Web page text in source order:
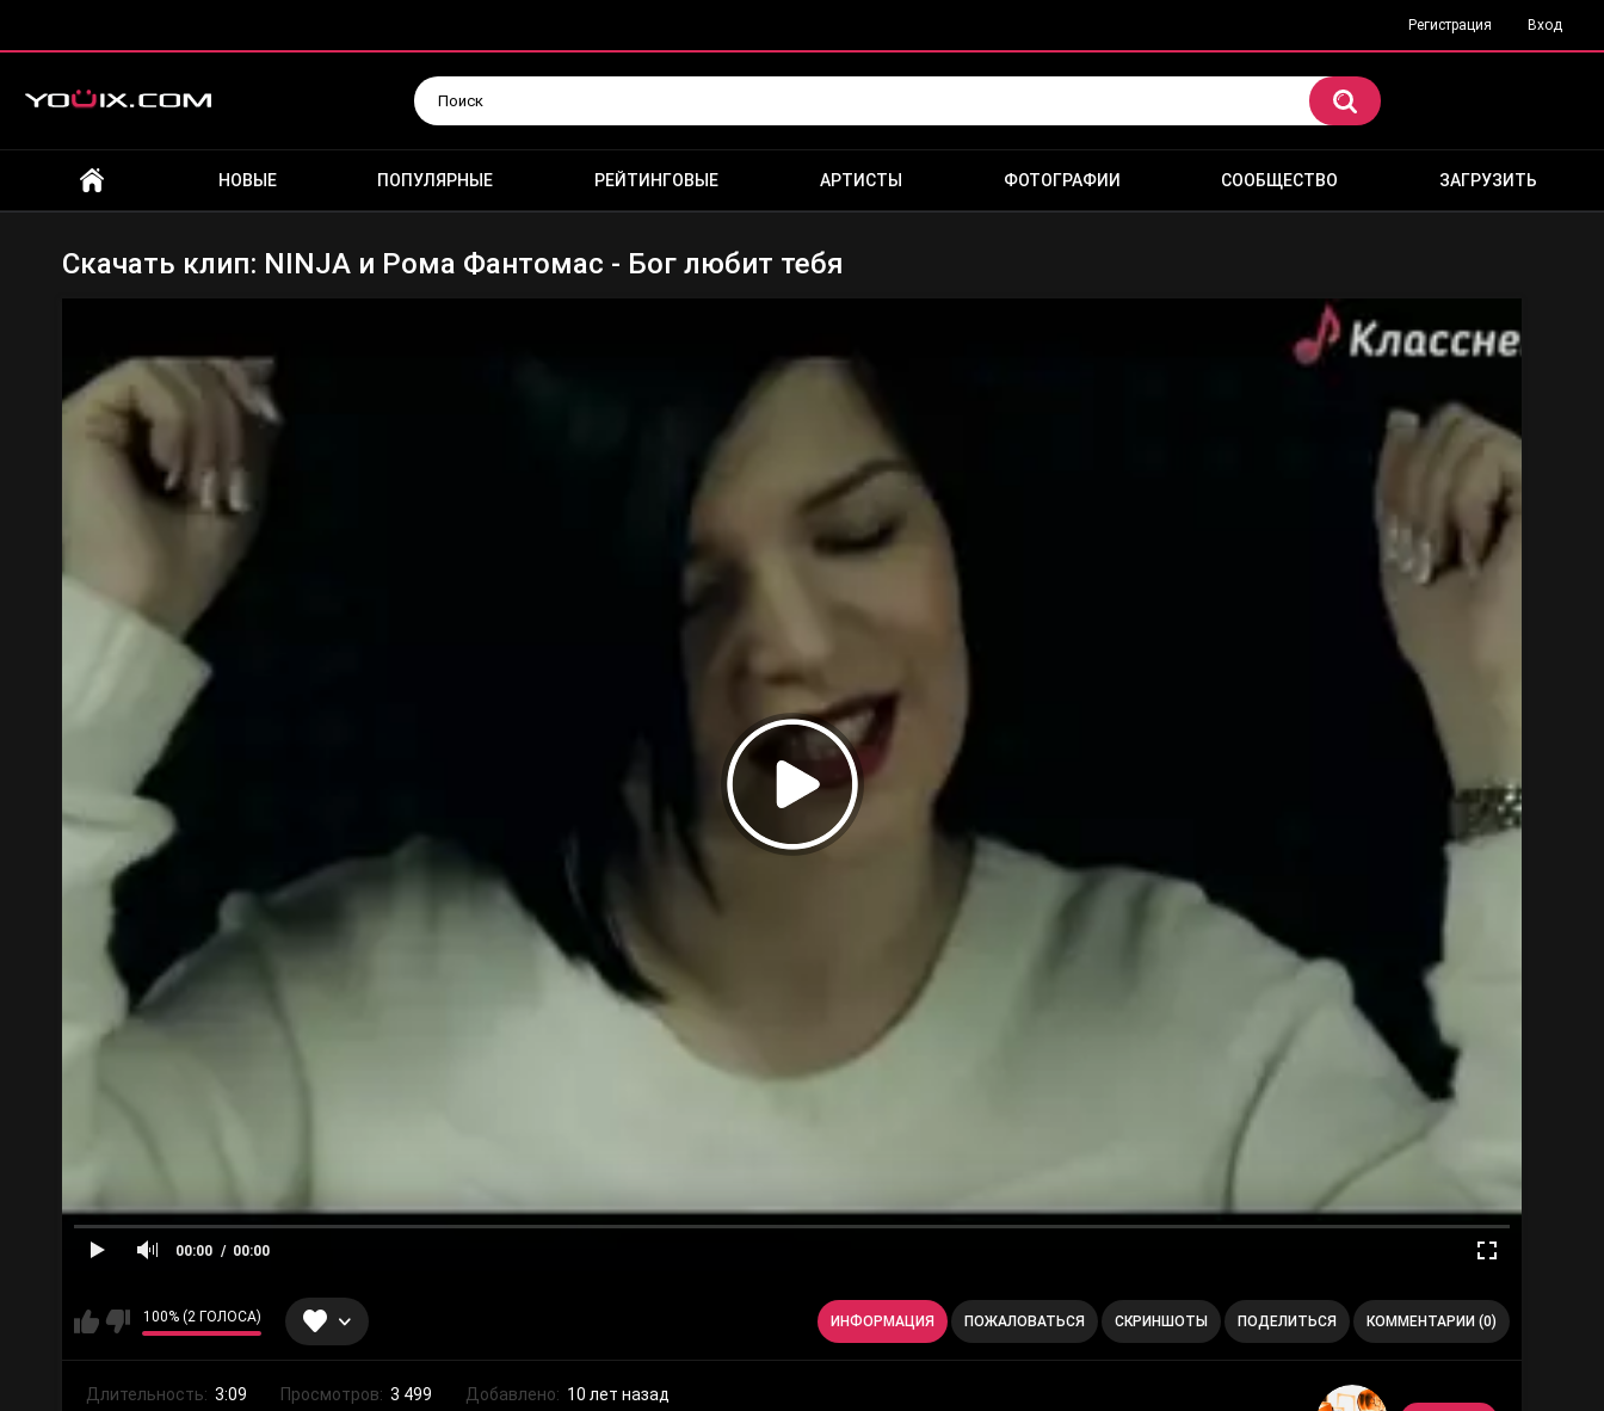
Регистрация Вход
НОВЫЕ ПОПУЛЯРНЫЕ РЕЙТИНГОВЫЕ АРТИСТЫ ФОТОГРАФИИ СООБЩЕСТВО ЗАГРУЗИТЬ
Скачать клип: NINJA и Рома Фантомас - Бог любит тебя
00:00 00:00
100% (2 ГОЛОСА) ИНФОРМАЦИЯ ПОЖАЛОВАТЬСЯ СКРИНШОТЫ ПОДЕЛИТЬСЯ КОММЕНТАРИИ (0)
Длительность: 3:09 Просмотров: 3 499 Добавлено: 10 лет назад